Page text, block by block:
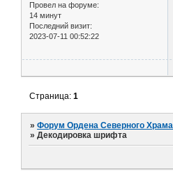
Провел на форуме:
14 минут
Последний визит:
2023-07-11 00:52:22
Страница:1
»Форум Ордена Северного Храма
»Декодировка шрифта